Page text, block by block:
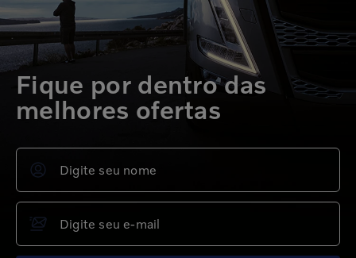
Fique por dentro das
melhores ofertas